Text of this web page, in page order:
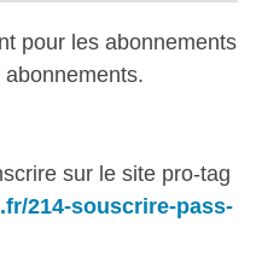
pour les abonnements
sur le site pro-tag
214-souscrire-pass-